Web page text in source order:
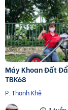
Máy Khoan Đất
TBK68
P. Thanh Khê